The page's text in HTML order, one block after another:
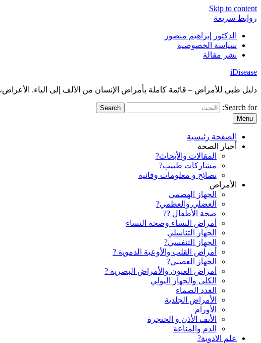
Skip to content
روابط سريعة
الدكتور إبراهيم منصور
سياسة الخصوصية
نشر مقالة
iDisease
دليل طبي للأمراض – قائمة كاملة بأمراض الإنسان من الألف إلى الياء.
Search for:
Menu
الصفحة رئيسية
أخبار الصحة
المقالات والأبحاث?
مشاركات طبيب?
نصائح و معلومات وقائية
الأمراض
الجهاز الهضمي
العضلي والعظمي?
صحة الأطفال ??
أمراض النساء وصحة النساء
الجهاز التناسلي
الجهاز التنفسي?
أمراض القلب والأوعية الدموية ?
الجهاز العصبي?
أمراض العيون والأمراض البصرية ?️
الكلى والجهاز البولي
الغدد الصماء
الأمراض الجلدية
الأورام
الأنف الأذن و الحنجرة
الدم والمناعة
علم الادوية?